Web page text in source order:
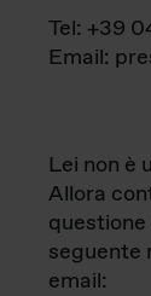
Tel: +39
Email:
Lei non è
Allora
seguente
email: